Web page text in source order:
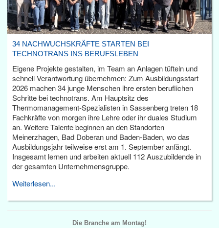
34 NACHWUCHSKRÄFTE STARTEN BEI
TECHNOTRANS INS BERUFSLEBEN
Eigene Projekte gestalten, im Team an Anlagen tüfteln und
schnell Verantwortung übernehmen: Zum Ausbildungsstart
2026 machen 34 junge Menschen ihre ersten beruflichen
Schritte bei technotrans. Am Hauptsitz des
Thermomanagement-Spezialisten in Sassenberg treten 18
Fachkräfte von morgen ihre Lehre oder ihr duales Studium
an. Weitere Talente beginnen an den Standorten
Meinerzhagen, Bad Doberan und Baden-Baden, wo das
Ausbildungsjahr teilweise erst am 1. September anfängt.
Insgesamt lernen und arbeiten aktuell 112 Auszubildende in
der gesamten Unternehmensgruppe.
Weiterlesen...
Die Branche am Montag!